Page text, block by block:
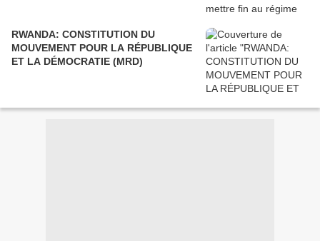
RWANDA: CONSTITUTION DU
MOUVEMENT POUR LA RÉPUBLIQUE
ET LA DÉMOCRATIE (MRD)